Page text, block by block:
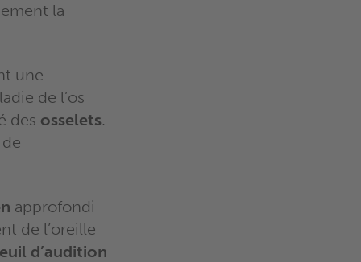
la
une
de l’os
des osselets.
approfondi
de l’oreille
d’audition